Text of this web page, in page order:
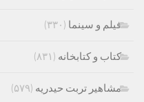
فیلم و سینما (۳۳۰)
کتاب و کتابخانه (۸۳۱)
مشاهیر تربت حیدریه (۵۷۹)